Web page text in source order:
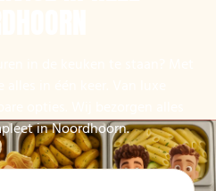
in Noordhoorn.